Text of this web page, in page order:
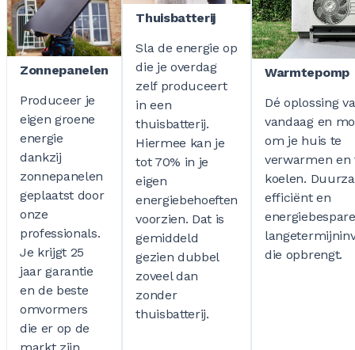
Zonnepanelen
Produceer je
eigen groene
energie
dankzij
zonnepanelen
geplaatst door
onze
professionals.
Je krijgt 25
jaar garantie
en de beste
omvormers
die er op de
markt zijn.
Thuisbatterij
Sla de energie op
die je overdag
zelf produceert
in een
thuisbatterij.
Hiermee kan je
tot 70% in je
eigen
energiebehoeften
voorzien. Dat is
gemiddeld
gezien dubbel
zoveel dan
zonder
thuisbatterij.
Warmtepomp
Dé oplossing
vandaag en
om je huis te
verwarmen en
koelen.
efficiënt en
die opbrengt.